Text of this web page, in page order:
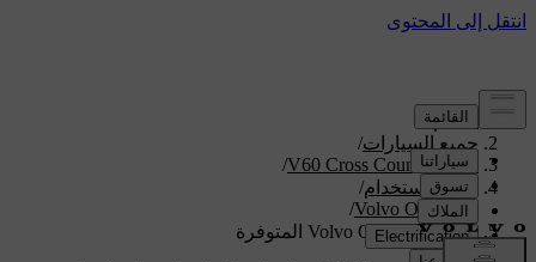
الدعم/
جميع السيارات/
V60 Cross Country 2018
/
دليل الاستخدام/
Volvo On Call
/
وظائف Volvo On Call المتوفرة